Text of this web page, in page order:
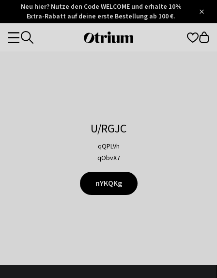
Otrium
Trustpilot
Neu hier? Nutze den Code WELCOME und erhalte 10%
Extra-Rabatt auf deine erste Bestellung ab 100 €.
Otrium
Categories
U/RGJC
qQPLVh
qObvX7
nYKQKg